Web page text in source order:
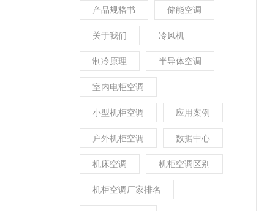
产品规格书 储能空调
关于我们 冷风机
制冷原理 半导体空调
室内电柜空调
小型机柜空调 应用案例
户外机柜空调 数据中心
机床空调 机柜空调区别
机柜空调厂家排名